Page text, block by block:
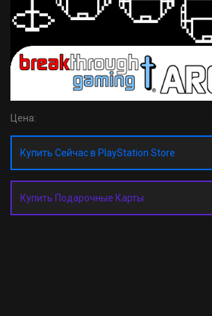
Цена:
Купить Сейчас в PlayStation Store
Купить Подарочные Карты